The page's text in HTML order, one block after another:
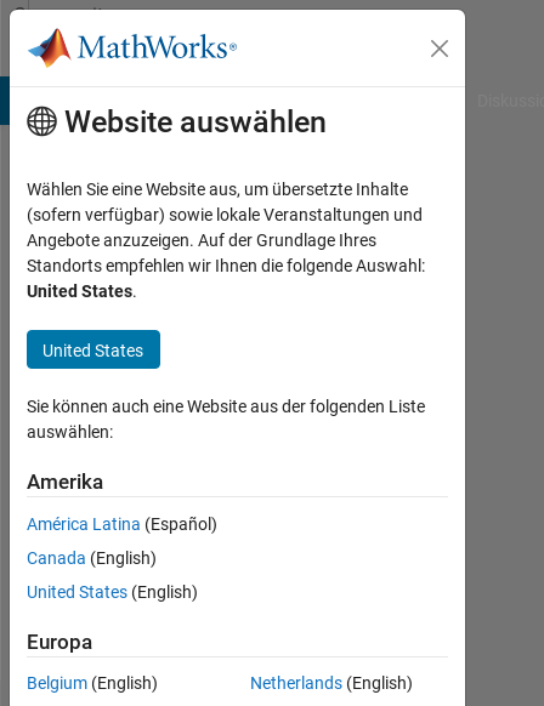
Weiter zum Inhalt
Community
Profile
Benjamin
Lucas
Aktiv
2016
Followers:
Following:
0
Follow
Website auswählen
Wählen Sie eine Website aus, um übersetzte Inhalte
(sofern verfügbar) sowie lokale Veranstaltungen und
Angebote anzuzeigen. Auf der Grundlage Ihres
Standorts empfehlen wir Ihnen die folgende Auswahl:
United States.
United States
Sie können auch eine Website aus der folgenden Liste
auswählen:
Amerika
América Latina (Español)
Canada (English)
United States (English)
Europa
Belgium (English)
Netherlands (English)